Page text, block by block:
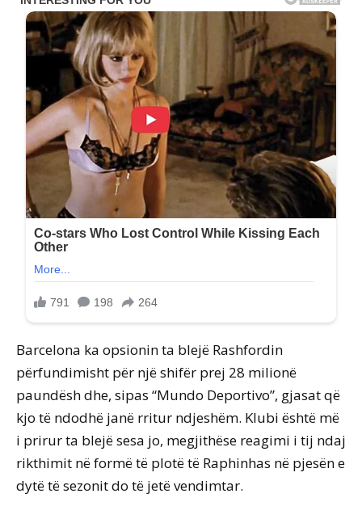
Barcelona ka opsionin ta blejë Rashfordin
përfundimisht për një shifër prej 28 milionë
paundësh dhe, sipas “Mundo Deportivo”, gjasat që
kjo të ndodhë janë rritur ndjeshëm. Klubi është më
i prirur ta blejë sesa jo, megjithëse reagimi i tij ndaj
rikthimit në formë të plotë të Raphinhas në pjesën e
dytë të sezonit do të jetë vendimtar.